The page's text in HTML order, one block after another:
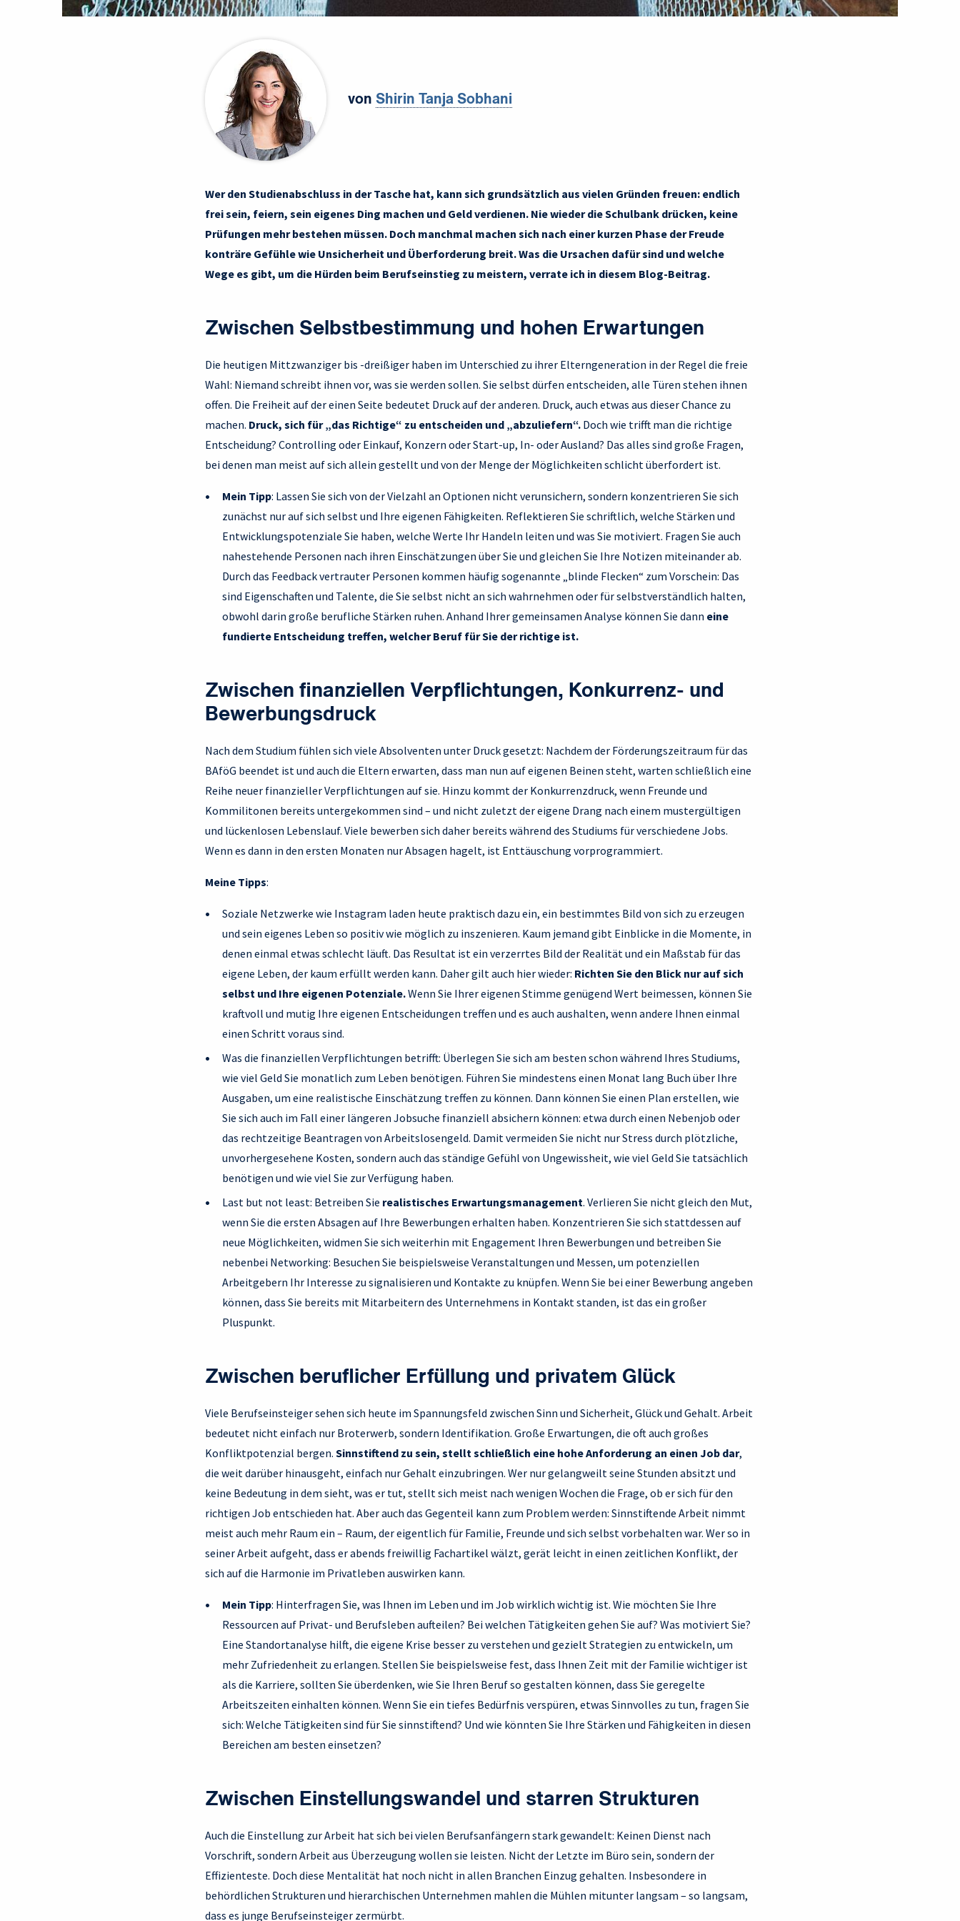
von Shirin Tanja Sobhani
Wer den Studienabschluss in der Tasche hat, kann sich grundsätzlich aus vielen Gründen freuen: endlich
frei sein, feiern, sein eigenes Ding machen und Geld verdienen. Nie wieder die Schulbank drücken, keine
Prüfungen mehr bestehen müssen. Doch manchmal machen sich nach einer kurzen Phase der Freude
konträre Gefühle wie Unsicherheit und Überforderung breit. Was die Ursachen dafür sind und welche
Wege es gibt, um die Hürden beim Berufseinstieg zu meistern, verrate ich in diesem Blog-Beitrag.
Zwischen Selbstbestimmung und hohen Erwartungen
Die heutigen Mittzwanziger bis -dreißiger haben im Unterschied zu ihrer Elterngeneration in der Regel die freie
Wahl: Niemand schreibt ihnen vor, was sie werden sollen. Sie selbst dürfen entscheiden, alle Türen stehen ihnen
offen. Die Freiheit auf der einen Seite bedeutet Druck auf der anderen. Druck, auch etwas aus dieser Chance zu
machen. Druck, sich für „das Richtige“ zu entscheiden und „abzuliefern“. Doch wie trifft man die richtige
Entscheidung? Controlling oder Einkauf, Konzern oder Start-up, In- oder Ausland? Das alles sind große Fragen,
bei denen man meist auf sich allein gestellt und von der Menge der Möglichkeiten schlicht überfordert ist.
Mein Tipp: Lassen Sie sich von der Vielzahl an Optionen nicht verunsichern, sondern konzentrieren Sie sich
zunächst nur auf sich selbst und Ihre eigenen Fähigkeiten. Reflektieren Sie schriftlich, welche Stärken und
Entwicklungspotenziale Sie haben, welche Werte Ihr Handeln leiten und was Sie motiviert. Fragen Sie auch
nahestehende Personen nach ihren Einschätzungen über Sie und gleichen Sie Ihre Notizen miteinander ab.
Durch das Feedback vertrauter Personen kommen häufig sogenannte „blinde Flecken“ zum Vorschein: Das
sind Eigenschaften und Talente, die Sie selbst nicht an sich wahrnehmen oder für selbstverständlich halten,
obwohl darin große berufliche Stärken ruhen. Anhand Ihrer gemeinsamen Analyse können Sie dann eine
fundierte Entscheidung treffen, welcher Beruf für Sie der richtige ist.
Zwischen finanziellen Verpflichtungen, Konkurrenz- und
Bewerbungsdruck
Nach dem Studium fühlen sich viele Absolventen unter Druck gesetzt: Nachdem der Förderungszeitraum für das
BAföG beendet ist und auch die Eltern erwarten, dass man nun auf eigenen Beinen steht, warten schließlich eine
Reihe neuer finanzieller Verpflichtungen auf sie. Hinzu kommt der Konkurrenzdruck, wenn Freunde und
Kommilitonen bereits untergekommen sind – und nicht zuletzt der eigene Drang nach einem mustergültigen
und lückenlosen Lebenslauf. Viele bewerben sich daher bereits während des Studiums für verschiedene Jobs.
Wenn es dann in den ersten Monaten nur Absagen hagelt, ist Enttäuschung vorprogrammiert.
Meine Tipps:
Soziale Netzwerke wie Instagram laden heute praktisch dazu ein, ein bestimmtes Bild von sich zu erzeugen
und sein eigenes Leben so positiv wie möglich zu inszenieren. Kaum jemand gibt Einblicke in die Momente, in
denen einmal etwas schlecht läuft. Das Resultat ist ein verzerrtes Bild der Realität und ein Maßstab für das
eigene Leben, der kaum erfüllt werden kann. Daher gilt auch hier wieder: Richten Sie den Blick nur auf sich
selbst und Ihre eigenen Potenziale.Wenn Sie Ihrer eigenen Stimme genügend Wert beimessen, können Sie
kraftvoll und mutig Ihre eigenen Entscheidungen treffen und es auch aushalten, wenn andere Ihnen einmal
einen Schritt voraus sind.
Was die finanziellen Verpflichtungen betrifft: Überlegen Sie sich am besten schon während Ihres Studiums,
wie viel Geld Sie monatlich zum Leben benötigen. Führen Sie mindestens einen Monat lang Buch über Ihre
Ausgaben, um eine realistische Einschätzung treffen zu können. Dann können Sie einen Plan erstellen, wie
Sie sich auch im Fall einer längeren Jobsuche finanziell absichern können: etwa durch einen Nebenjob oder
das rechtzeitige Beantragen von Arbeitslosengeld. Damit vermeiden Sie nicht nur Stress durch plötzliche,
unvorhergesehene Kosten, sondern auch das ständige Gefühl von Ungewissheit, wie viel Geld Sie tatsächlich
benötigen und wie viel Sie zur Verfügung haben.
Last but not least: Betreiben Sie realistisches Erwartungsmanagement. Verlieren Sie nicht gleich den Mut,
wenn Sie die ersten Absagen auf Ihre Bewerbungen erhalten haben. Konzentrieren Sie sich stattdessen auf
neue Möglichkeiten, widmen Sie sich weiterhin mit Engagement Ihren Bewerbungen und betreiben Sie
nebenbei Networking: Besuchen Sie beispielsweise Veranstaltungen und Messen, um potenziellen
Arbeitgebern Ihr Interesse zu signalisieren und Kontakte zu knüpfen. Wenn Sie bei einer Bewerbung angeben
können, dass Sie bereits mit Mitarbeitern des Unternehmens in Kontakt standen, ist das ein großer
Pluspunkt.
Zwischen beruflicher Erfüllung und privatem Glück
Viele Berufseinsteiger sehen sich heute im Spannungsfeld zwischen Sinn und Sicherheit, Glück und Gehalt. Arbeit
bedeutet nicht einfach nur Broterwerb, sondern Identifikation. Große Erwartungen, die oft auch großes
Konfliktpotenzial bergen. Sinnstiftend zu sein, stellt schließlich eine hohe Anforderung an einen Job dar,
die weit darüber hinausgeht, einfach nur Gehalt einzubringen. Wer nur gelangweilt seine Stunden absitzt und
keine Bedeutung in dem sieht, was er tut, stellt sich meist nach wenigen Wochen die Frage, ob er sich für den
richtigen Job entschieden hat. Aber auch das Gegenteil kann zum Problem werden: Sinnstiftende Arbeit nimmt
meist auch mehr Raum ein – Raum, der eigentlich für Familie, Freunde und sich selbst vorbehalten war. Wer so in
seiner Arbeit aufgeht, dass er abends freiwillig Fachartikel wälzt, gerät leicht in einen zeitlichen Konflikt, der
sich auf die Harmonie im Privatleben auswirken kann.
Mein Tipp: Hinterfragen Sie, was Ihnen im Leben und im Job wirklich wichtig ist. Wie möchten Sie Ihre
Ressourcen auf Privat- und Berufsleben aufteilen? Bei welchen Tätigkeiten gehen Sie auf? Was motiviert Sie?
Eine Standortanalyse hilft, die eigene Krise besser zu verstehen und gezielt Strategien zu entwickeln, um
mehr Zufriedenheit zu erlangen. Stellen Sie beispielsweise fest, dass Ihnen Zeit mit der Familie wichtiger ist
als die Karriere, sollten Sie überdenken, wie Sie Ihren Beruf so gestalten können, dass Sie geregelte
Arbeitszeiten einhalten können. Wenn Sie ein tiefes Bedürfnis verspüren, etwas Sinnvolles zu tun, fragen Sie
sich: Welche Tätigkeiten sind für Sie sinnstiftend? Und wie könnten Sie Ihre Stärken und Fähigkeiten in diesen
Bereichen am besten einsetzen?
Zwischen Einstellungswandel und starren Strukturen
Auch die Einstellung zur Arbeit hat sich bei vielen Berufsanfängern stark gewandelt: Keinen Dienst nach
Vorschrift, sondern Arbeit aus Überzeugung wollen sie leisten. Nicht der Letzte im Büro sein, sondern der
Effizienteste. Doch diese Mentalität hat noch nicht in allen Branchen Einzug gehalten. Insbesondere in
behördlichen Strukturen und hierarchischen Unternehmen mahlen die Mühlen mitunter langsam – so langsam,
dass es junge Berufseinsteiger zermürbt.